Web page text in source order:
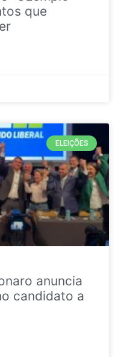
que
ELEIÇÕES
anuncia
candidato a